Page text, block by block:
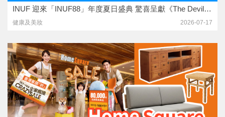
INUF 迎來「INUF88」年度夏日盛典 驚喜呈獻《The Devil Wears INUF》企劃
健康及美妝 2026-07-17